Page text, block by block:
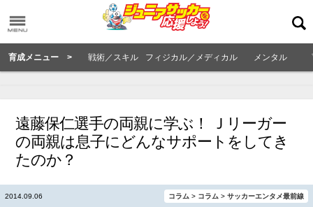
育成メニュー > 戦術／スキル フィジカル／メディカル メンタル
遠藤保仁選手の両親に学ぶ！ Ｊリーガー
の両親は息子にどんなサポートをしてき
たのか？
2014.09.06 コラム > コラム > サッカーエンタメ最前線